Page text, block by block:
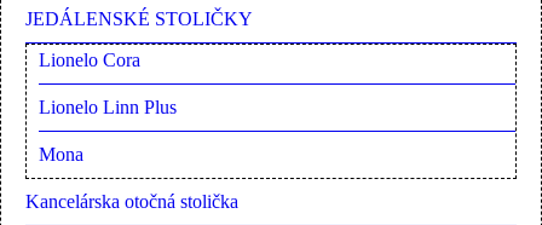
JEDÁLENSKÉ STOLIČKY
Lionelo Cora
Lionelo Linn Plus
Mona
Kancelárska otočná stolička